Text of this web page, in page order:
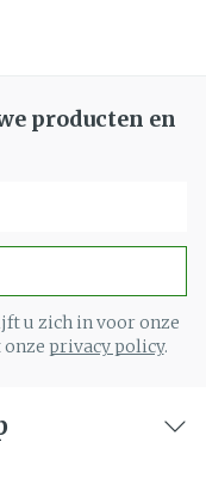
producten en
u zich in voor onze
privacy policy.